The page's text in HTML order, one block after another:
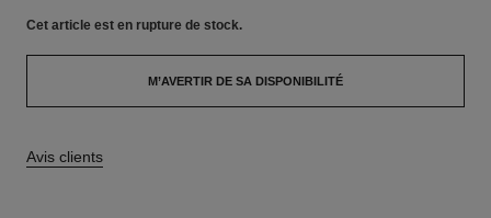
Cet article est en rupture de stock.
M’AVERTIR DE SA DISPONIBILITÉ
Avis clients